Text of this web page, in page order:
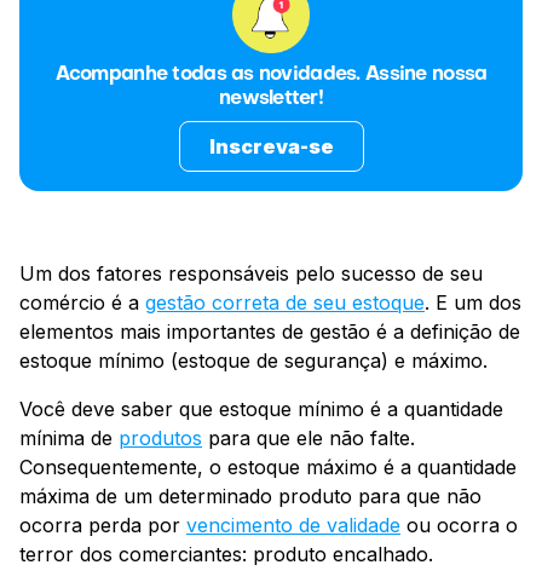
Acompanhe todas as novidades. Assine nossa
newsletter!
Inscreva-se
Um dos fatores responsáveis pelo sucesso de seu
comércio é a gestão correta de seu estoque. E um dos
elementos mais importantes de gestão é a definição de
estoque mínimo (estoque de segurança) e máximo.
Você deve saber que estoque mínimo é a quantidade
mínima de produtos para que ele não falte.
Consequentemente, o estoque máximo é a quantidade
máxima de um determinado produto para que não
ocorra perda por vencimento de validade ou ocorra o
terror dos comerciantes: produto encalhado.